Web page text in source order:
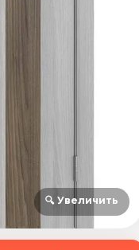
🔍 Увеличить